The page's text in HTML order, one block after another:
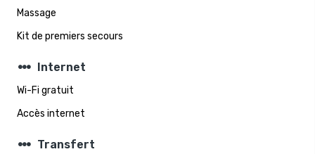
Massage
Kit de premiers secours
steppers Internet
Wi-Fi gratuit
Accès internet
steppers Transfert